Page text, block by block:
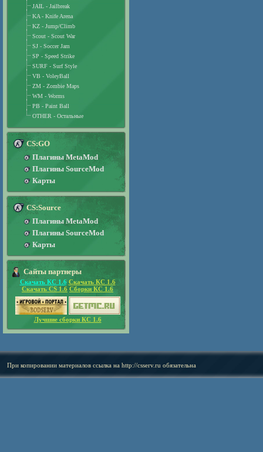
JAIL - Jailbreak
KA - Knife Arena
KZ - Jump/Climb
Scout - Scout War
SJ - Soccer Jam
SP - Speed Strike
SURF - Surf Style
VB - VoleyBall
ZM - Zombie Maps
WM - Worms
PB - Paint Ball
OTHER - Остальные
CS:GO
Плагины MetaMod
Плагины SourceMod
Карты
CS:Source
Плагины MetaMod
Плагины SourceMod
Карты
Сайты партнеры
Скачать КС 1.6 Скачать КС 1.6
Скачать CS 1.6 Сборки КС 1.6
Лучшие сборки КС 1.6
При копировании материалов ссылка на http://csserv.ru обязательна